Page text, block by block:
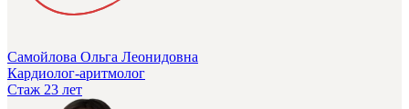
Самойлова Ольга Леонидовна
Кардиолог-аритмолог
Стаж 23 лет